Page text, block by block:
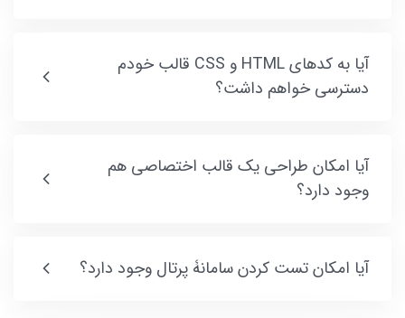
آیا به کدهای HTML و CSS قالب خودم
دسترسی خواهم داشت؟
آیا امکان طراحی یک قالب اختصاصی هم
وجود دارد؟
آیا امکان تست کردن سامانۀ پرتال وجود دارد؟